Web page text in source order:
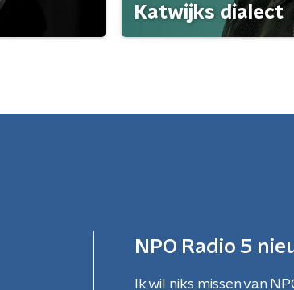
Katwijks dialect
NPO Radio 5
Ik wil niks missen van